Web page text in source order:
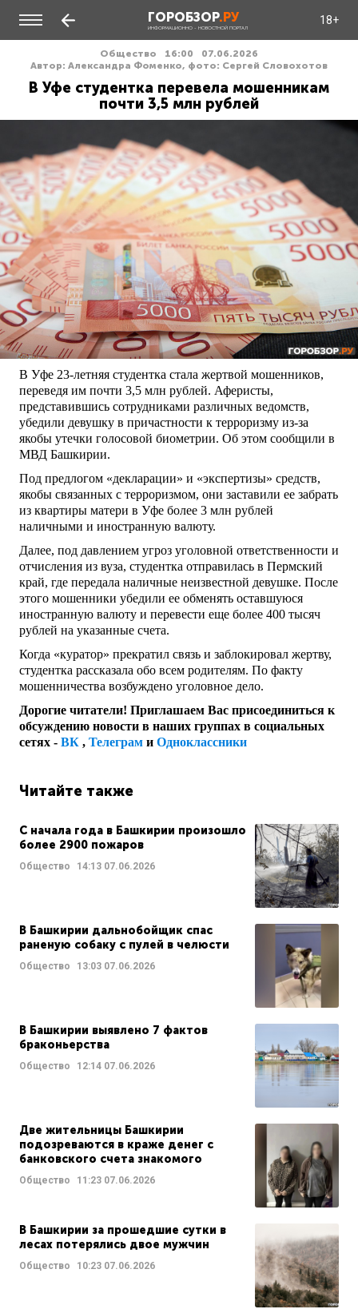
ГОРОБЗОР.РУ
ИНФОРМАЦИОННО - НОВОСТНОЙ ПОРТАЛ
18+
Общество 16:00
07.06.2026
Автор: Александра Фоменко, фото: Сергей Словохотов
В Уфе студентка перевела мошенникам
почти 3,5 млн рублей
В Уфе 23-летняя студентка стала жертвой мошенников,
переведя им почти 3,5 млн рублей. Аферисты,
представившись сотрудниками различных ведомств,
убедили девушку в причастности к терроризму из-за
якобы утечки голосовой биометрии. Об этом сообщили в
МВД Башкирии.
Под предлогом «декларации» и «экспертизы» средств,
якобы связанных с терроризмом, они заставили ее забрать
из квартиры матери в Уфе более 3 млн рублей
наличными и иностранную валюту.
Далее, под давлением угроз уголовной ответственности и
отчисления из вуза, студентка отправилась в Пермский
край, где передала наличные неизвестной девушке. После
этого мошенники убедили ее обменять оставшуюся
иностранную валюту и перевести еще более 400 тысяч
рублей на указанные счета.
Когда «куратор» прекратил связь и заблокировал жертву,
студентка рассказала обо всем родителям. По факту
мошенничества возбуждено уголовное дело.
Дорогие читатели! Приглашаем Вас присоединиться к
обсуждению новости в наших группах в социальных
сетях - ВК , Телеграм и Одноклассники
Читайте также
С начала года в Башкирии произошло
более 2900 пожаров
Общество 14:13 07.06.2026
В Башкирии дальнобойщик спас
раненую собаку с пулей в челюсти
Общество 13:03 07.06.2026
В Башкирии выявлено 7 фактов
браконьерства
Общество 12:14 07.06.2026
Две жительницы Башкирии
подозреваются в краже денег с
банковского счета знакомого
Общество 11:23 07.06.2026
В Башкирии за прошедшие сутки в
лесах потерялись двое мужчин
Общество 10:23 07.06.2026